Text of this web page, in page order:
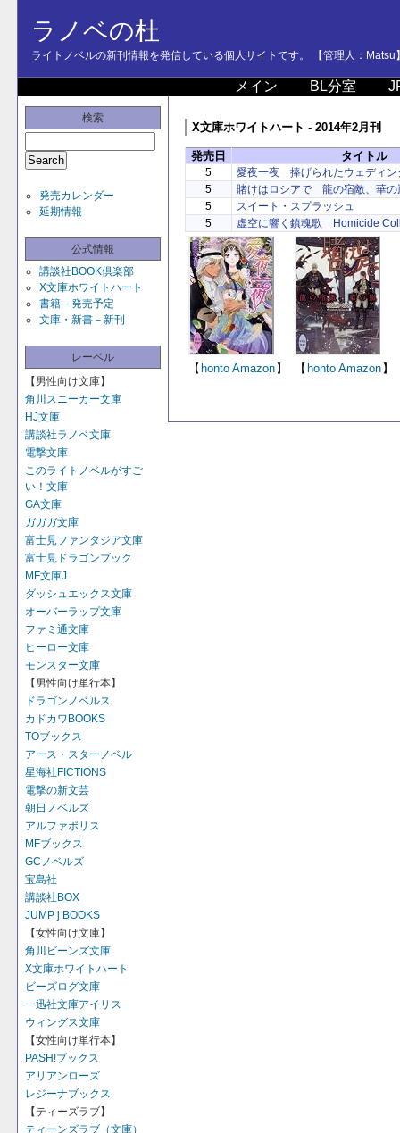
ラノベの杜
ライトノベルの新刊情報を発信している個人サイトです。 【管理人：Matsu
メイン BL分室
検索
発売カレンダー
延期情報
公式情報
講談社BOOK倶楽部
X文庫ホワイトハート
書籍－発売予定
文庫・新書－新刊
レーベル
【男性向け文庫】
角川スニーカー文庫
HJ文庫
講談社ラノベ文庫
電撃文庫
このライトノベルがすご
い！文庫
GA文庫
ガガガ文庫
富士見ファンタジア文庫
富士見ドラゴンブック
MF文庫J
ダッシュエックス文庫
オーバーラップ文庫
ファミ通文庫
ヒーロー文庫
モンスター文庫
【男性向け単行本】
ドラゴンノベルス
カドカワBOOKS
TOブックス
アース・スターノベル
星海社FICTIONS
電撃の新文芸
朝日ノベルズ
アルファポリス
MFブックス
GCノベルズ
宝島社
講談社BOX
JUMP j BOOKS
【女性向け文庫】
角川ビーンズ文庫
X文庫ホワイトハート
ビーズログ文庫
一迅社文庫アイリス
ウィングス文庫
【女性向け単行本】
PASH!ブックス
アリアンローズ
レジーナブックス
【ティーズラブ】
ティーンズラブ（文庫）
X文庫ホワイトハート - 2014年2月刊
発売日 タイトル
5
愛夜一夜 捧げられたウェディン
5
賭けはロシアで 龍の宿敵、華の
5
スイート・スプラッシュ
5
虚空に響く鎮魂歌 Homicide
【 honto Amazon 】 【 honto Amazon 】